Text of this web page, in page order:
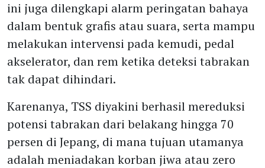
ini juga dilengkapi alarm peringatan bahaya
dalam bentuk grafis atau suara, serta mampu
melakukan intervensi pada kemudi, pedal
akselerator, dan rem ketika deteksi tabrakan
tak dapat dihindari.
Karenanya, TSS diyakini berhasil mereduksi
potensi tabrakan dari belakang hingga 70
persen di Jepang, di mana tujuan utamanya
adalah meniadakan korban jiwa atau zero